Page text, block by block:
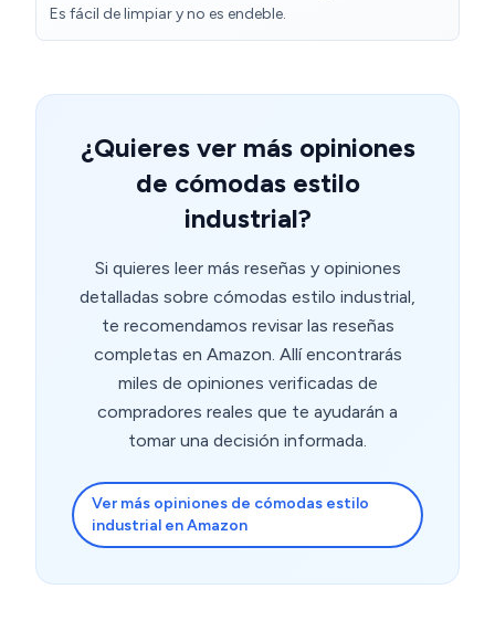
Es fácil de limpiar y no es endeble.
¿Quieres ver más opiniones
de cómodas estilo
industrial?
Si quieres leer más reseñas y opiniones
detalladas sobre cómodas estilo industrial,
te recomendamos revisar las reseñas
completas en Amazon. Allí encontrarás
miles de opiniones verificadas de
compradores reales que te ayudarán a
tomar una decisión informada.
Ver más opiniones de cómodas estilo
industrial en Amazon